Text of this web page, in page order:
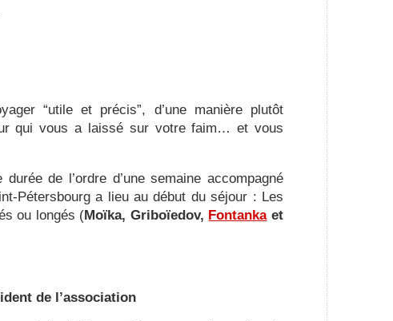
“utile et précis”, d’une manière plutôt
qui vous a laissé sur votre faim… et vous
durée de l’ordre d’une semaine accompagné
Pétersbourg a lieu au début du séjour : Les
ou longés (Moïka, Griboïedov, Fontankaet
de l’association